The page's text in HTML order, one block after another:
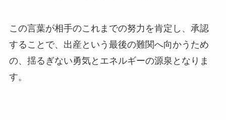
この言葉が相手のこれまでの努力を肯定し、承認
することで、出産という最後の難関へ向かうため
の、揺るぎない勇気とエネルギーの源泉となりま
す。